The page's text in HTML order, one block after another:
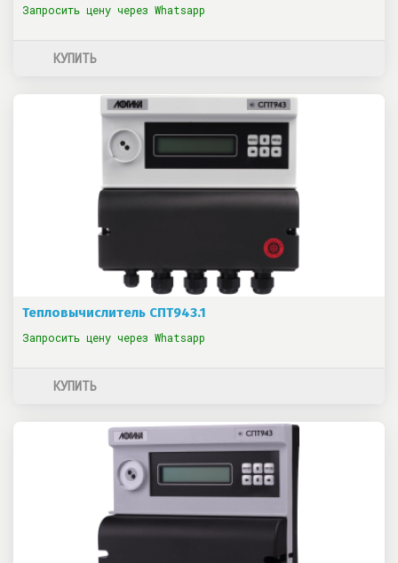
Запросить цену через Whatsapp
КУПИТЬ
Тепловычислитель СПТ943.1
Запросить цену через Whatsapp
КУПИТЬ